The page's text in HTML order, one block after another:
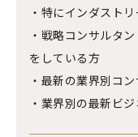
・特にインダスト
・戦略コンサルタ
をしている方
・最新の業界別コ
・業界別の最新ビ